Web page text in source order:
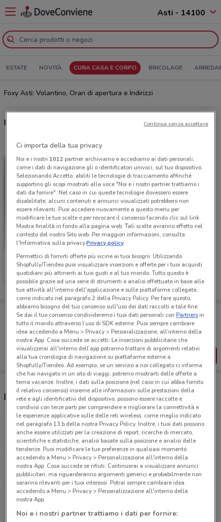
Asti - 14100
ESTATE NOVITÀ CURA CASA E CORPO BRICOLAGE
Foxy Asti: Volantino, Orari di apertura e Indirizzi
Ultime offerte del volantino Foxy
Foxy
Scade il 13/08 1.5 km
Porta DoveConviene sempre con te!
Puoi trovare le migliori offerte dei negozi vicino a te,
salvarle e creare la tua lista del risparmio, comodamente
dal tuo cellulare.
SCARICA L’APP
Negozi Foxy a Asti
Corso Dante Alighieri Asti
369 m
Corso Ivrea Angolo Corso Torino Asti
1.5 km
CHIUSO
Via Cavour, 81 Asti
1.6 km
CHIUSO
Ci importa della tua privacy
Noi e i nostri 1012partner archiviamo e accediamo ai dati personali,
come i dati di navigazione gli o identificatori univoci, sul tuo dispositivo.
Selezionando Accetto, abiliti le tecnologie di tracciamento affinché
supportino gli scopi mostrati alla voce "Noi e i nostri partner trattiamo i
dati da fornire". Nel caso in cui queste tecnologie dovessero essere
disabilitate, alcuni contenuti e annunci visualizzati potrebbero non
essere rilevanti. Puoi accedere nuovamente a questo menu per
modificare le tue scelte o per revocare il consenso facendo clic sul link
Mostra finalità in fondo alla pagina web. Tali scelte avranno effetto nel
contesto del nostro Sito web. Per maggiori informazioni, consulta
l'Informativa sulla privacy.Privacy policy
Permettici di fornirti offerte più vicine ai tuoi bisogni: Utilizzando
Shopfully/Tiendeo puoi visualizzare inserzioni e offerte per i tuoi acquisti
quotidiani più attinenti ai tuoi gusti e al tuo mondo. Tutto questo è
possibile grazie ad una serie di strumenti e analisi effettuate in base alle
tue attività all'interno dell'applicazione e sulle piattaforme collegate,
come indicato nel paragrafo 2 della Privacy Policy. Per fare questo,
abbiamo bisogno del tuo consenso sull'uso dei dati raccolti a tale fine.
Se dai il tuo consenso condivideremo i tuoi dati personali conPartnersin
tutto il mondo attraverso l’uso di SDK esterne. Puoi sempre cambiare
idea accedendo a Menu > Privacy > Personalizzazione, all’interno della
nostra App. Cosa succede se accetti: Le inserzioni pubblicitarie che
visualizzerai all'interno dell’app potranno trattare di argomenti relativi
alla tua cronologia di navigazione su piattaforme esterne a
Shopfully/Tiendeo. Ad esempio, se un servizio a noi collegato ci informa
che hai navigato in un sito di viaggi, potremo mostrarti delle offerte a
tema vacanze. Inoltre, i dati sulla posizione (nel caso in cui abbia fornito
il relativo consenso) insieme alle informazioni sulle prestazioni della
rete e agli identificativi del dispositivo, possono essere raccolte e
condivisi con terze parti per comprendere e migliorare la connettività e
le esperienze applicative sulle delle reti wireless, come meglio indicato
nel paragrafo 13.b della nostra Privacy Policy. Inoltre, i tuoi dati possono
anche essere utilizzati per la creazione di report, ricerche di mercato,
scientifiche e statistiche, analisi basate sulla posizione e analisi delle
tendenze. Puoi modificare le tue preferenze in qualsiasi momento
accedendo a Menu > Privacy > Personalizzazione all'interno della
nostra App. Cosa succede se rifiuti: Continuerai a visualizzare annunci
pubblicitari, ma riguarderanno argomenti generici e probabilmente non
saranno rilevanti per i tuoi interessi. Potrai sempre cambiare idea
accedendo a Menu > Privacy > Personalizzazione all'interno della
nostra App.
Noi e i nostri partner trattiamo i dati per fornire:
Continua senza accettare